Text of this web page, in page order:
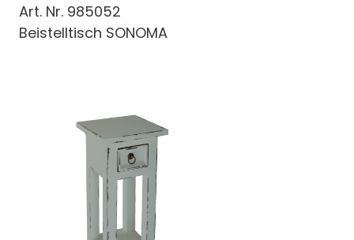
Art. Nr. 985052
Beistelltisch SONOMA